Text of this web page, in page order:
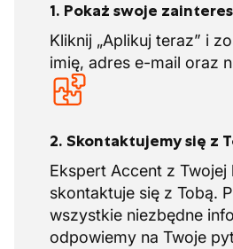
1. Pokaż swoje
Kliknij „Aplikuj teraz” i
imię, adres e-mail oraz
2. Skontaktujemy się z
Ekspert Accent z Twojej
skontaktuje się z Tobą.
wszystkie niezbędne
odpowiemy na Twoje